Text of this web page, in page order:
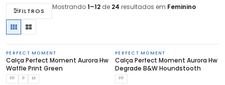
FILTROS Mostrando1–12 de 24 resultados em Feminino
PERFECT MOMENT
Calça Perfect Moment Aurora Hw
Waffle Print Green
PP P M
PERFECT MOMENT
Calça Perfect Moment Aurora Hw
Degrade B&W Houndstooth
PP